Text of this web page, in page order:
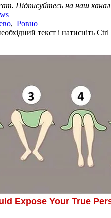
Підписуйтесь на наш канал
, Ровно
текст і натисніть